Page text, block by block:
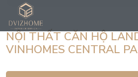
content
NỘI THẤT CĂN HỘ
VINHOMES CENTRAL